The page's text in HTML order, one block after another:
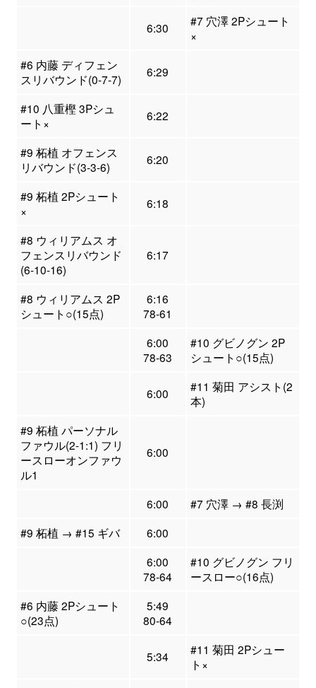
6:30
#7 穴澤 2Pシュート
×
#6 内藤 ディフェン
スリバウンド(0-7-7)
6:29
#10 八重樫 3Pシュ
ート×
6:22
#9 柘植 オフェンス
リバウンド(3-3-6)
6:20
#9 柘植 2Pシュート
×
6:18
#8 ウィリアムス オ
フェンスリバウンド
(6-10-16)
6:17
#8 ウィリアムス 2P
シュート○(15点)
6:16
78-61
6:00
78-63
#10 グビノグン 2P
シュート○(15点)
6:00
#11 菊田 アシスト(2
本)
#9 柘植 パーソナル
ファウル(2-1:1) フリ
ースローオンファウ
ル1
6:00
6:00
#7 穴澤 → #8 長渕
#9 柘植 → #15 ギバ
6:00
6:00
78-64
#10 グビノグン フリ
ースロー○(16点)
#6 内藤 2Pシュート
○(23点)
5:49
80-64
5:34
#11 菊田 2Pシュー
ト×